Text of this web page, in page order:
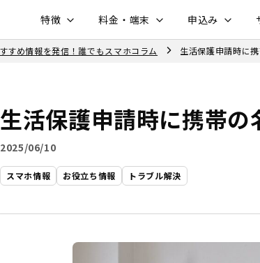
特徴 料金・端末 申込み
すめ情報を発信！誰でもスマホコラム 生活保護申請時に
生活保護申請時に携帯の
2025/06/10
スマホ情報 お役立ち情報 トラブル解決